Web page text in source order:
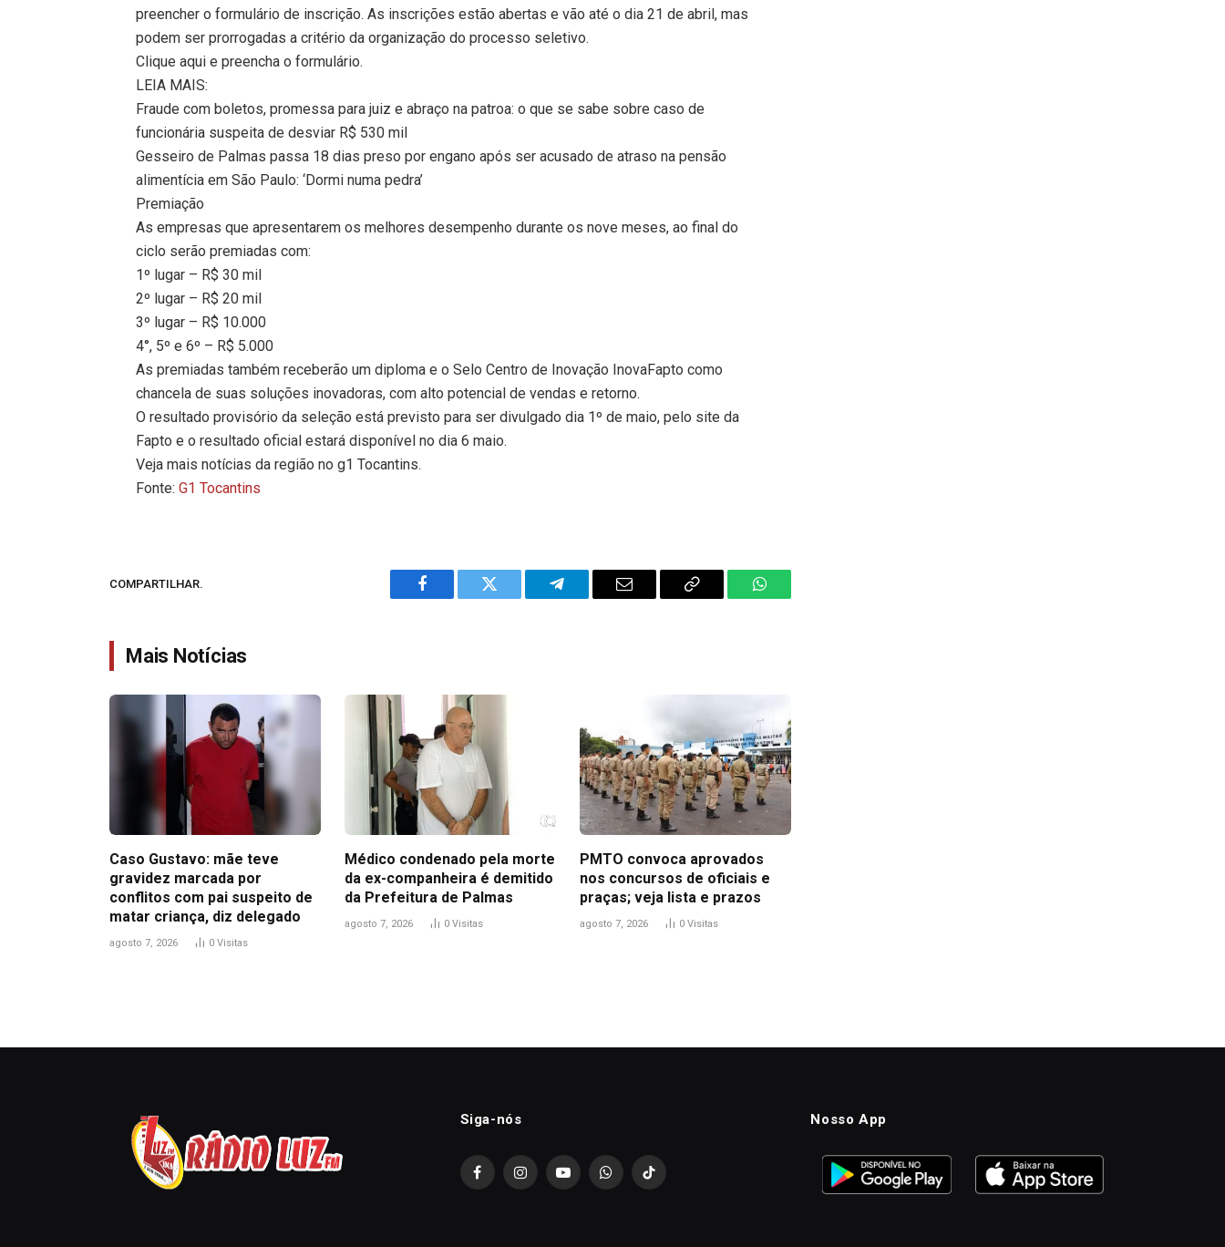
preencher o formulário de inscrição. As inscrições estão abertas e vão até o dia 21 de abril, mas
podem ser prorrogadas a critério da organização do processo seletivo.
Clique aqui e preencha o formulário.
LEIA MAIS:
Fraude com boletos, promessa para juiz e abraço na patroa: o que se sabe sobre caso de
funcionária suspeita de desviar R$ 530 mil
Gesseiro de Palmas passa 18 dias preso por engano após ser acusado de atraso na pensão
alimentícia em São Paulo: ‘Dormi numa pedra’
Premiação
As empresas que apresentarem os melhores desempenho durante os nove meses, ao final do
ciclo serão premiadas com:
1º lugar – R$ 30 mil
2º lugar – R$ 20 mil
3º lugar – R$ 10.000
4°, 5º e 6º – R$ 5.000
As premiadas também receberão um diploma e o Selo Centro de Inovação InovaFapto como
chancela de suas soluções inovadoras, com alto potencial de vendas e retorno.
O resultado provisório da seleção está previsto para ser divulgado dia 1º de maio, pelo site da
Fapto e o resultado oficial estará disponível no dia 6 maio.
Veja mais notícias da região no g1 Tocantins.
Fonte:G1 Tocantins
COMPARTILHAR.
Facebook Twitter Telegram Email
Copy
WhatsApp
Mais Notícias
Caso Gustavo: mãe teve
gravidez marcada por
conflitos com pai suspeito de
matar criança, diz delegado
agosto 7, 2026 0 Visitas
Médico condenado pela morte
da ex-companheira é demitido
da Prefeitura de Palmas
agosto 7, 2026 0 Visitas
PMTO convoca aprovados
nos concursos de oficiais e
praças; veja lista e prazos
agosto 7, 2026 0 Visitas
Siga-nós
FacebookInstagramYouTubeWhatsAppTikTok
Nosso App